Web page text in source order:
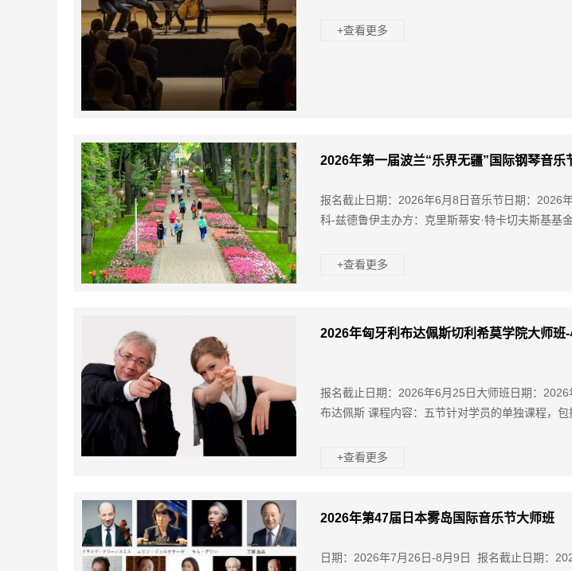
+查看更多
2026年第一届波兰“乐界无疆”国际钢琴音乐
报名截止日期：2026年6月8日音乐节日期：2026
科-兹德鲁伊主办方：克里斯蒂安·特卡切夫斯基基
+查看更多
2026年匈牙利布达佩斯切利希莫学院大师班
报名截止日期：2026年6月25日大师班日期：
布达佩斯 课程内容：五节针对学员的单独课程，包
+查看更多
2026年第47届日本雾岛国际音乐节大师班
日期：2026年7月26日-8月9日 报名截止日期：